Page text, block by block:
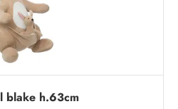
blake h.63cm